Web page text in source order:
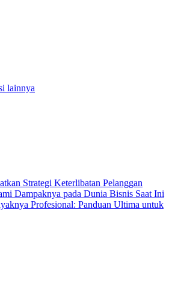
lainnya
Strategi Keterlibatan Pelanggan
Dampaknya pada Dunia Bisnis Saat Ini
Profesional: Panduan Ultima untuk